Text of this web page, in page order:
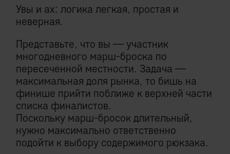
Увы и ах: логика легкая, простая и
неверная.
Представьте, что вы — участник
многодневного марш-броска по
пересеченной местности. Задача —
максимальная доля рынка, то бишь на
финише прийти поближе к верхней части
списка финалистов.
Поскольку марш-бросок длительный,
нужно максимально ответственно
подойти к выбору содержимого рюкзака.